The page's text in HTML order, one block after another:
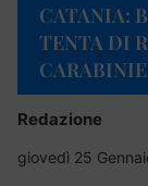
CATANIA:
TENTA DI
Redazione
giovedì 25